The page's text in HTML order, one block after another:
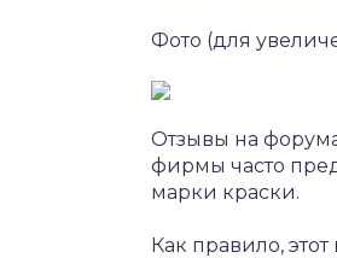
Фото (для
Отзывы на
фирмы часто
марки краски.
Как правило,